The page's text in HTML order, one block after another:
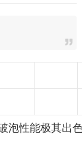
泡性能极其出